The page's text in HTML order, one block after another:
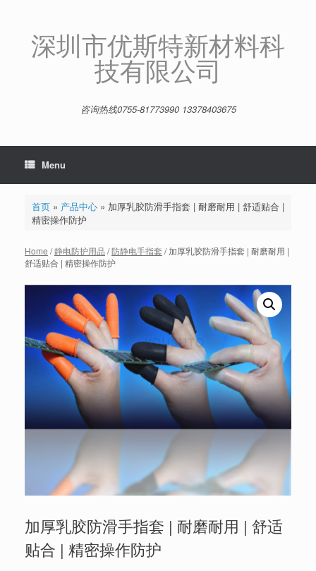
深圳市优斯特新材料科
技有限公司
咨询热线0755-81773990 13378403675
Menu
首页» 产品中心» 加厚乳胶防滑手指套 | 耐磨耐用 | 舒适贴合 |
精密操作防护
Home /静电防护用品 /防静电手指套 / 加厚乳胶防滑手指套 | 耐磨耐用 |
舒适贴合 | 精密操作防护
加厚乳胶防滑手指套 | 耐磨耐用 | 舒适
贴合 | 精密操作防护